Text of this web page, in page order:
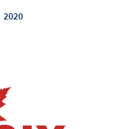
2020